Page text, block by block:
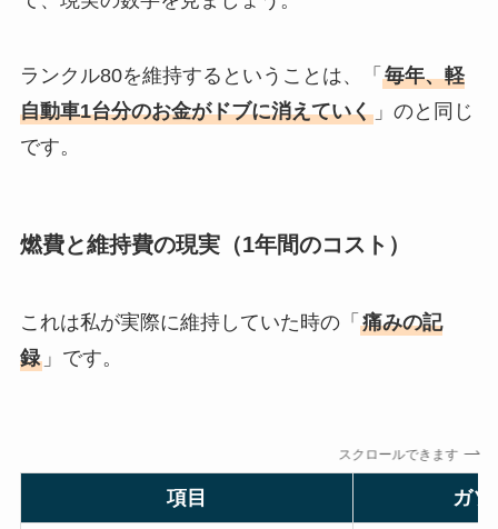
ランクル80を維持するということは、「 毎年、軽
自動車1台分のお金がドブに消えていく」のと同じ
です。
燃費と維持費の現実（1年間のコスト）
これは私が実際に維持していた時の「 痛みの記
録」です。
スクロールできます
項目 ガ